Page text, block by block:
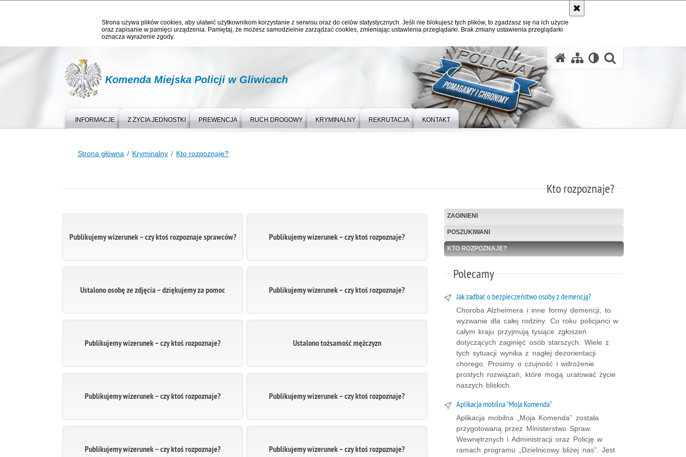
Strona używa plików cookies, aby ułatwić użytkownikom korzystanie z serwisu oraz do celów statystycznych. Jeśli nie blokujesz tych plików, to zgadzasz się na ich użycie
oraz zapisanie w pamięci urządzenia. Pamiętaj, że możesz samodzielnie zarządzać cookies, zmieniając ustawienia przeglądarki. Brak zmiany ustawienia przeglądarki
oznacza wyrażenie zgody.
Komenda Miejska Policji w Gliwicach
INFORMACJE Z ŻYCIA JEDNOSTKI PREWENCJA RUCH DROGOWY KRYMINALNY REKRUTACJA KONTAKT
Strona główna Kryminalny Kto rozpoznaje?
Kto rozpoznaje?
Publikujemy wizerunek – czy ktoś rozpoznaje sprawców? Publikujemy wizerunek – czy ktoś rozpoznaje?
Ustalono osobę ze zdjęcia – dziękujemy za pomoc Publikujemy wizerunek – czy ktoś rozpoznaje?
Publikujemy wizerunek – czy ktoś rozpoznaje? Ustalono tożsamość mężczyzn
Publikujemy wizerunek – czy ktoś rozpoznaje? Publikujemy wizerunek – czy ktoś rozpoznaje?
Publikujemy wizerunek – czy ktoś rozpoznaje? Publikujemy wizerunek – czy ktoś rozpoznaje?
ZAGINIENI
POSZUKIWANI
KTO ROZPOZNAJE?
Polecamy
Jak zadbać o bezpieczeństwo osoby z demencją?
Choroba Alzheimera i inne formy demencji, to
wyzwanie dla całej rodziny. Co roku policjanci w
całym kraju przyjmują tysiące zgłoszeń
dotyczących zaginięć osób starszych. Wiele z
tych sytuacji wynika z nagłej dezorientacji
chorego. Prosimy o czujność i wdrożenie
prostych rozwiązań, które mogą uratować życie
naszych bliskich.
Aplikacja mobilna "Moja Komenda"
Aplikacja mobilna „Moja Komenda” została
przygotowaną przez Ministerstwo Spraw
Wewnętrznych i Administracji oraz Policję w
ramach programu „Dzielnicowy bliżej nas”. Jest